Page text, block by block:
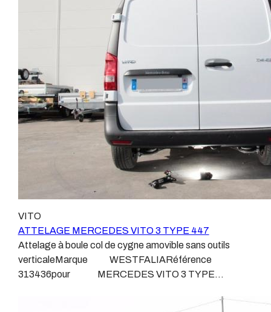
W447 Vidéo de démonstration 1Vidéo de
démonstration 2 Patrick Remorques se conjugue avec
ATTELAGE depuis 1968. Les temps ont changé depuis
les premiers attelages fabriqués à la demande dans
l’atelier, autour d’un poste à souder et d’un étau.
L’évolution technique et la normalisation sont passées
par là. Maintenant un attelage doit être homologué,
c’est le cas de tous les produits que nous proposons,
sans exception ! Nous ne travaillons qu’avec les
marques homologuées à même d’assurer le suivi de
leurs produits :ATTELAGES
WESTFALIAATTELAGES SIARRATTELAGES
BRINKATTELAGES THULEATTELAGES
ARAGON Le faisceau électrique est devenu le produit
le plus technique, lui aussi est soumis à normalisation et
homologation. Le faisceau est connecté à votre
véhicule, il doit être prévu à cet effet, supporter les
vibrations et les contraintes auquel il peut être soumis.
gestion des assistances à la conduite type EPS, ABS,
VITO
ATTELAGE MERCEDES VITO 3 TYPE 447
Attelage à boule col de cygne amovible sans outils
verticaleMarque WESTFALIARéférence
313436pour MERCEDES VITO 3 TYPE
choc visible, uniquement sur le dessousPoids maxi